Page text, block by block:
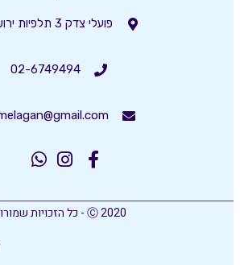
פועלי צדק 3 תלפיות ירושלים
02-6749494
Ⓒ 2020 - כל הזכויות שמורות